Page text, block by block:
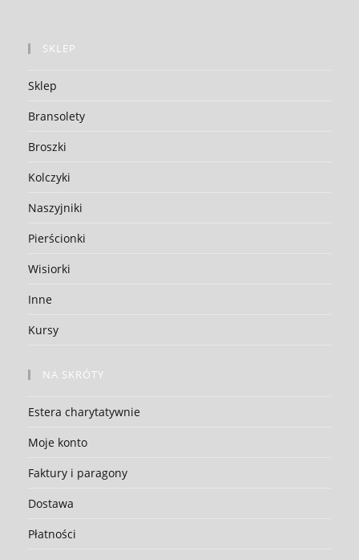
SKLEP
Sklep
Bransolety
Broszki
Kolczyki
Naszyjniki
Pierścionki
Wisiorki
Inne
Kursy
NA SKRÓTY
Estera charytatywnie
Moje konto
Faktury i paragony
Dostawa
Płatności